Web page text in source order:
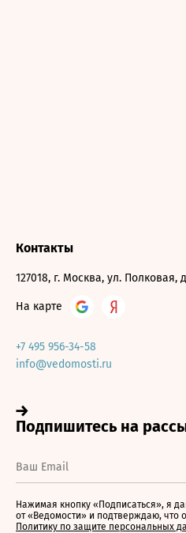
Контакты
127018, г. Москва, ул. Полковая,
На карте
+7 495 956-34-58
info@vedomosti.ru
Нажимая кнопку «Подписаться», я
от «Ведомости» и подтверждаю, что
Политику по защите персональных